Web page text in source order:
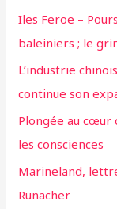
Iles Feroe –
baleiniers ; le
L’industrie
continue son
Plongée au cœur
les consciences
Marineland,
Runacher